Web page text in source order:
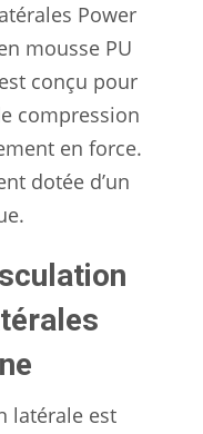
Power
mousse PU
conçu pour
compression
en force.
dotée d’un
latérale est